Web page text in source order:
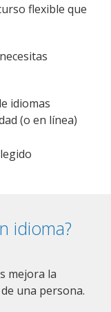
flexible que
idiomas
(o en línea)
idioma?
mejora la
una persona.